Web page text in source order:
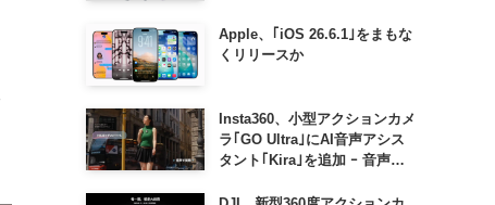
Apple、｢iOS 26.6.1｣をまもな
くリリースか
Insta360、小型アクションカメ
ラ｢GO Ultra｣にAI音声アシス
タント｢Kira｣を追加 ｰ 音声で
などが利用可能に